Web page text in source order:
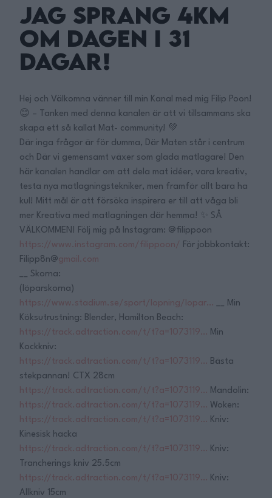
Jag Sprang 4km
Om Dagen i 31
Dagar!
Hej och Välkomna vänner till min Kanal med mig Filip Poon!
😊 – Tanken med denna kanalen är att vi tillsammans ska
skapa ett så kallat Mat- community! 💚
Där inga frågor är för dumma, Där Maten står i centrum
och Där vi gemensamt växer som glada matlagare! Den
här kanalen handlar om att dela mat idéer, vara kreativ,
testa nya matlagningstekniker, men framför allt bara ha
kul! Mitt mål är att försöka inspirera er till att våga bli
mer Kreativa med matlagningen där hemma! ✨ SÅ
VÄLKOMMEN! Följ mig på Instagram: @filippoon
https://www.instagram.com/filippoon/ För jobbkontakt:
Filipp8n@gmail.com
__ Skorna:
(löparskorna)
https://www.stadium.se/sport/lopning/lopar… __ Min
Köksutrustning: Blender, Hamilton Beach:
https://track.adtraction.com/t/t?a=1073119… Min
Kockkniv:
https://track.adtraction.com/t/t?a=1073119… Bästa
stekpannan! CTX 28cm
https://track.adtraction.com/t/t?a=1073119… Mandolin:
https://track.adtraction.com/t/t?a=1073119… Woken:
https://track.adtraction.com/t/t?a=1073119… Kniv:
Kinesisk hacka
https://track.adtraction.com/t/t?a=1073119… Kniv:
Trancherings kniv 25.5cm
https://track.adtraction.com/t/t?a=1073119… Kniv:
Allkniv 15cm